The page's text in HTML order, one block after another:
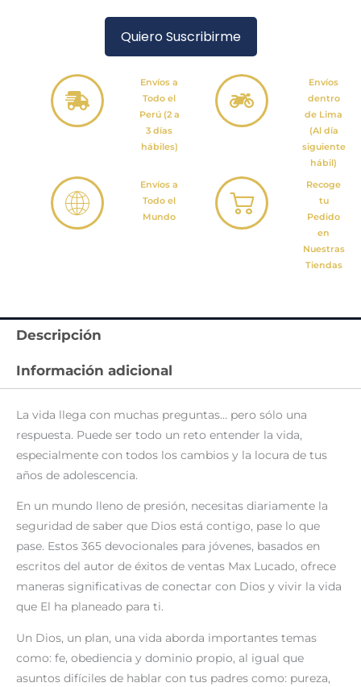
Quiero Suscribirme
Envíos a
Todo el
Perú (2 a
3 días
hábiles)
Envíos
dentro
de Lima
(Al día
siguiente
hábil)
Envíos a
Todo el
Mundo
Recoge
tu
Pedido
en
Nuestras
Tiendas
Descripción
Información adicional
La vida llega con muchas preguntas… pero sólo una
respuesta. Puede ser todo un reto entender la vida,
especialmente con todos los cambios y la locura de tus
años de adolescencia.
En un mundo lleno de presión, necesitas diariamente la
seguridad de saber que Dios está contigo, pase lo que
pase. Estos 365 devocionales para jóvenes, basados en
escritos del autor de éxitos de ventas Max Lucado, ofrece
maneras significativas de conectar con Dios y vivir la vida
que El ha planeado para ti.
Un Dios, un plan, una vida aborda importantes temas
como: fe, obediencia y dominio propio, al igual que
asuntos difíciles de hablar con tus padres como: pureza,